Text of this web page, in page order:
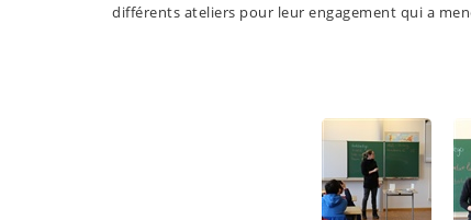
différents ateliers pour leur engagement qui a